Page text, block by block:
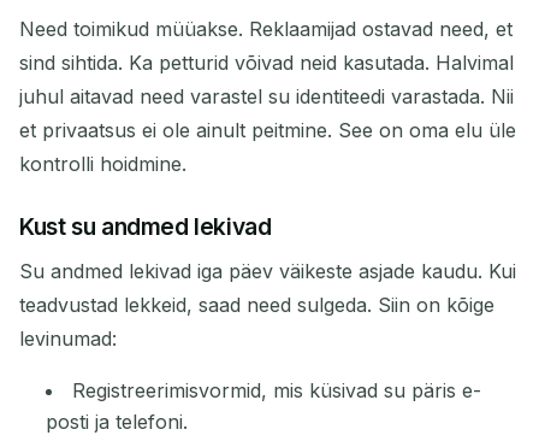
Kustuta valitud Muuda e-posti
Värskenda
Järgmine värskendus toimub
Need toimikud müüakse. Reklaamijad ostavad need, et
sind sihtida. Ka petturid võivad neid kasutada. Halvimal
juhul aitavad need varastel su identiteedi varastada. Nii
et privaatsus ei ole ainult peitmine. See on oma elu üle
kontrolli hoidmine.
Kust su andmed lekivad
Su andmed lekivad iga päev väikeste asjade kaudu. Kui
teadvustad lekkeid, saad need sulgeda. Siin on kõige
levinumad:
Registreerimisvormid, mis küsivad su päris e-
posti ja telefoni.